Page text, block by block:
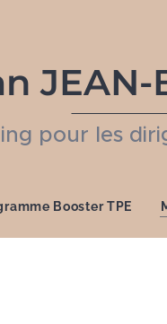
JEAN-
pour les
Booster TPE